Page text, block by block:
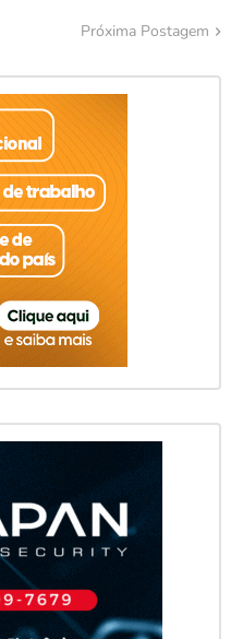
Próxima Postagem